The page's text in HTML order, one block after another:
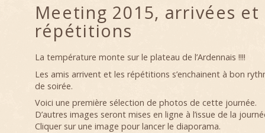
Meeting 2015, arrivées et
répétitions
La température monte sur le plateau de l’Ardennais !!!!
Les amis arrivent et les répétitions s’enchainent à bon
de soirée.
Voici une première sélection de photos de cette journée.
D’autres images seront mises en ligne à l’issue de la
Cliquer sur une image pour lancer le diaporama.